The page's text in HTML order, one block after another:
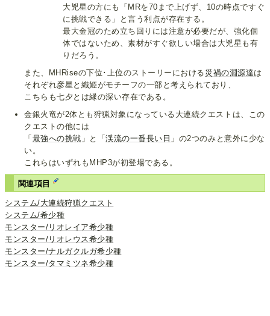
大兇星の方にも「MRを70まで上げず、10の時点ですぐ
に挑戦できる」と言う利点が存在する。
最大金冠のため立ち回りには注意が必要だが、強化個
体ではないため、素材がすぐ欲しい場合は大兇星も有
りだろう。
また、MHRiseの下位･上位のストーリーにおける 災禍の淵源達は
それぞれ彦星と織姫がモチーフの一部と考えられており、
こちらも七夕とは縁の深い存在である。
金銀火竜が2体とも狩猟対象になっている大連続クエストは、この
クエストの他には
「 最強への挑戦 」と「渓流の一番長い日 」の2つのみと意外に少な
い。
これらはいずれもMHP3が初登場である。
関連項目
システム/大連続狩猟クエスト
システム/希少種
モンスター/リオレイア希少種
モンスター/リオレウス希少種
モンスター/ナルガクルガ希少種
モンスター/タマミツネ希少種